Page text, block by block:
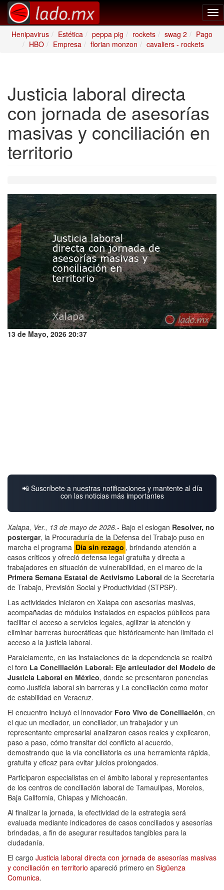
Henipavirus
Estética peppa pig rockets swag 2
Pago
HBO
Empresa florian monzon cavaliers - rockets
Justicia laboral directa
con jornada de asesorías
masivas y conciliación en
territorio
13 de Mayo, 2026 20:37
📲 Suscríbete a nuestras notificaciones y mantente al día
con las noticias más importantes
Xalapa, Ver., 13 de mayo de 2026.- Bajo el eslogan Resolver, no
postergar, la Procuraduría de la Defensa del Trabajo puso en
marcha el programa Día sin rezago , brindando atención a
casos críticos y ofreció defensa legal gratuita y directa a
trabajadores en situación de vulnerabilidad, en el marco de la
Primera Semana Estatal de Activismo Laboral de la Secretaría
de Trabajo, Previsión Social y Productividad (STPSP).
Las actividades iniciaron en Xalapa con asesorías masivas,
acompañadas de módulos instalados en espacios públicos para
facilitar el acceso a servicios legales, agilizar la atención y
eliminar barreras burocráticas que históricamente han limitado el
acceso a la justicia laboral.
Paralelamente, en las instalaciones de la dependencia se realizó
el foro La Conciliación Laboral: Eje articulador del Modelo de
Justicia Laboral en México, donde se presentaron ponencias
como Justicia laboral sin barreras y La conciliación como motor
de estabilidad en Veracruz.
El encuentro incluyó el innovador Foro Vivo de Conciliación, en
el que un mediador, un conciliador, un trabajador y un
representante empresarial analizaron casos reales y explicaron,
paso a paso, cómo transitar del conflicto al acuerdo,
demostrando que la vía conciliatoria es una herramienta rápida,
gratuita y eficaz para evitar juicios prolongados.
Participaron especialistas en el ámbito laboral y representantes
de los centros de conciliación laboral de Tamaulipas, Morelos,
Baja California, Chiapas y Michoacán.
Al finalizar la jornada, la efectividad de la estrategia será
evaluada mediante indicadores de casos conciliados y asesorías
brindadas, a fin de asegurar resultados tangibles para la
ciudadanía.
El cargo Justicia laboral directa con jornada de asesorías masivas
y conciliación en territorio apareció primero en Sigüenza
Comunica.